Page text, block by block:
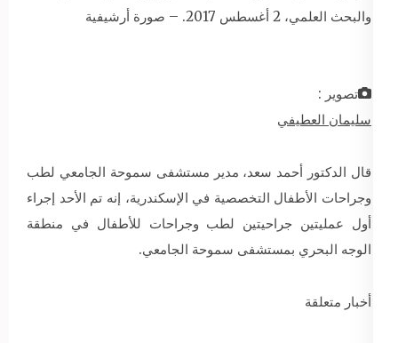
والبحث العلمي، 2 أغسطس 2017. – صورة أرشيفية
تصوير :
سليمان العطيفي
قال الدكتور أحمد سعد، مدير مستشفى سموحة الجامعي لطب
وجراحات الأطفال التخصصية في الإسكندرية، إنه تم الأحد إجراء
أول عمليتين جراحيتين لطب وجراحات للأطفال في منطقة
الوجه البحري بمستشفى سموحة الجامعي.
أخبار متعلقة